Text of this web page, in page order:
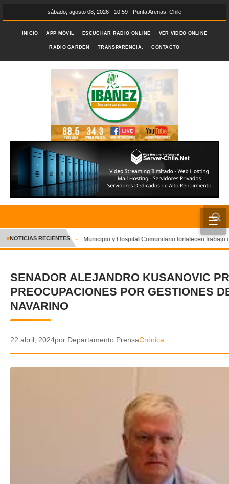
sábado, agosto 08, 2026 - 10:59 - Punta Arenas, Chile
INICIO APP MÓVIL ESCUCHAR RADIO ONLINE VER VIDEO ONLINE
RADIO GARDEN TRANSPARENCIA. CONTACTO
☰
INICIO
CRÓNICA
DEPORTES
ENTRETENIMIENTO Y CULTURA
✕
●NOTICIAS RECIENTES Municipio y Hospital Comunitario fortalecen trabajo
SENADOR ALEJANDRO KUSANOVIC
PREOCUPACIONES POR GESTIONES
NAVARINO
22 abril, 2024por Departamento PrensaCrónica